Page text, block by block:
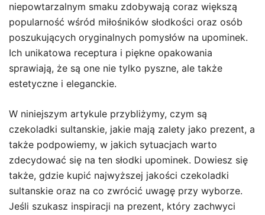
niepowtarzalnym smaku zdobywają coraz większą
popularność wśród miłośników słodkości oraz osób
poszukujących oryginalnych pomysłów na upominek.
Ich unikatowa receptura i piękne opakowania
sprawiają, że są one nie tylko pyszne, ale także
estetyczne i eleganckie.
W niniejszym artykule przybliżymy, czym są
czekoladki sultanskie, jakie mają zalety jako prezent, a
także podpowiemy, w jakich sytuacjach warto
zdecydować się na ten słodki upominek. Dowiesz się
także, gdzie kupić najwyższej jakości czekoladki
sultanskie oraz na co zwrócić uwagę przy wyborze.
Jeśli szukasz inspiracji na prezent, który zachwyci